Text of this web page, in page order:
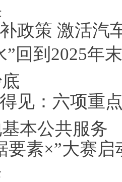
政策 激活汽
”回到2025年
见：六项重
本公共服务
要素×”大赛